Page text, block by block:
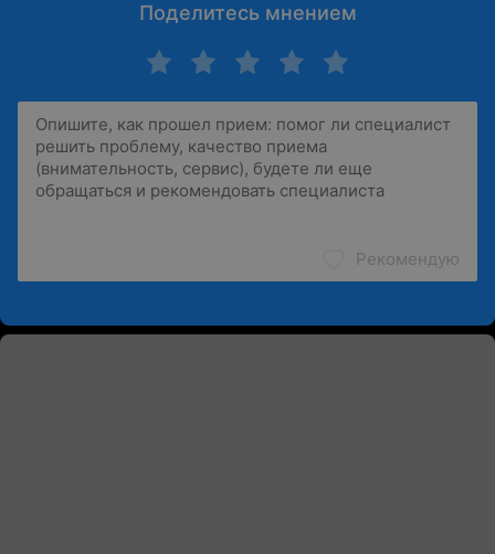
Поделитесь мнением
Рекомендую